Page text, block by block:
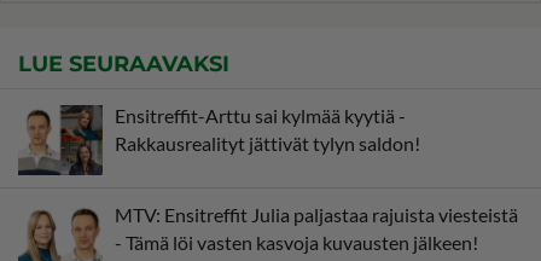
LUE SEURAAVAKSI
Ensitreffit-Arttu sai kylmää kyytiä -
Rakkausrealityt jättivät tylyn saldon!
MTV: Ensitreffit Julia paljastaa rajuista viesteistä
- Tämä löi vasten kasvoja kuvausten jälkeen!